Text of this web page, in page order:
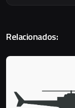
Relacionados: